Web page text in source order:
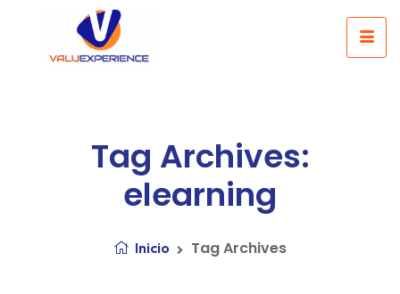
Tag Archives:
elearning
Inicio Tag Archives